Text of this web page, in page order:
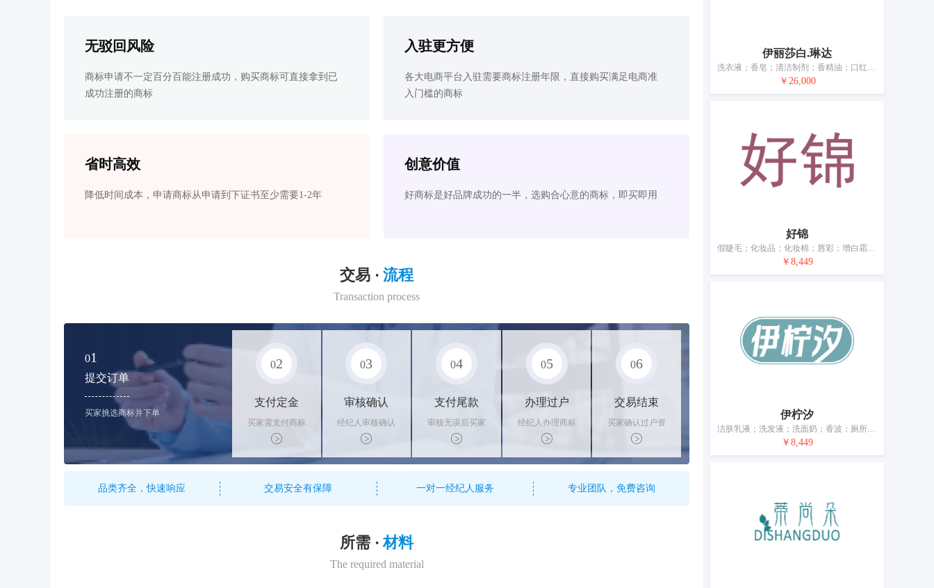
无驳回风险
商标申请不一定百分百能注册成功，购买商标可直接拿到已
成功注册的商标
入驻更方便
各大电商平台入驻需要商标注册年限，直接购买满足电商准
入门槛的商标
省时高效
降低时间成本，申请商标从申请到下证书至少需要1-2年
创意价值
好商标是好品牌成功的一半，选购合心意的商标，即买即用
交易 · 流程
Transaction process
01
提交订单
买家挑选商标并下单
02
支付定金
买家需支付商标
标价的10%的购
买订金
03
审核确认
经纪人审核确认
商标状态
04
支付尾款
审核无误后买家
支付尾款，卖家
办理相关手续
05
办理过户
经纪人办理商标
转让手续，交付
相关证书
06
交易结束
买家确认过户资
料后，平台解冻
资金支付卖家
品类齐全，快速响应 交易安全有保障 一对一经纪人服务 专业团队，免费咨询
所需 · 材料
The required material
伊丽莎白.琳达
洗衣液；香皂；清洁制剂；香精油；口红；化妆品；美容面膜；香水；牙膏；动物用化妆品
￥26,000
好锦
假睫毛；化妆品；化妆棉；唇彩；增白霜；眼影膏；睫毛膏；祛斑霜；美容面膜；香水
￥8,449
伊柠汐
洁肤乳液；洗发液；洗面奶；香波；厕所清洗剂；清洁制剂；化妆品；美容面膜；美甲制剂；香水
￥8,449